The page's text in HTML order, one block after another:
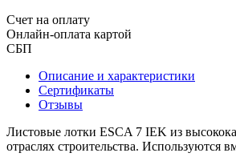
Счет на оплату
Онлайн-оплата картой
СБП
Описание и характеристики
Сертификаты
Отзывы
Листовые лотки ESCA 7 IEK из
отраслях строительства. Используются